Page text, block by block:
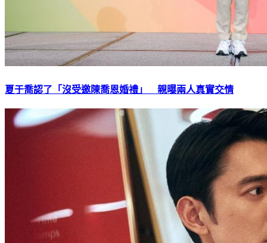
夏于喬認了「沒受邀陳喬恩婚禮」 親曝兩人真實交情